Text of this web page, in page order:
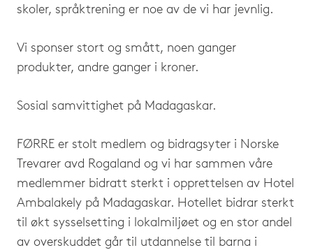
skoler, språktrening er noe av de vi har jevnlig.
Vi sponser stort og smått, noen ganger
produkter, andre ganger i kroner.
Sosial samvittighet på Madagaskar.
FØRRE er stolt medlem og bidragsyter i Norske
Trevarer avd Rogaland og vi har sammen våre
medlemmer bidratt sterkt i opprettelsen av Hotel
Ambalakely på Madagaskar. Hotellet bidrar sterkt
til økt sysselsetting i lokalmiljøet og en stor andel
av overskuddet går til utdannelse til barna i